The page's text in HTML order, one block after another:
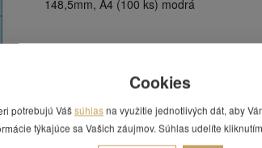
148,5mm, A4 (100 ks) modrá
Samolepicí etikety 105 x
148,5mm, A4 (100 ks) reflexní
Cookies
potrebujú Vášsúhlasna využitie jednotlivých dát, aby
týkajúce sa Vašich záujmov. Súhlas udelíte